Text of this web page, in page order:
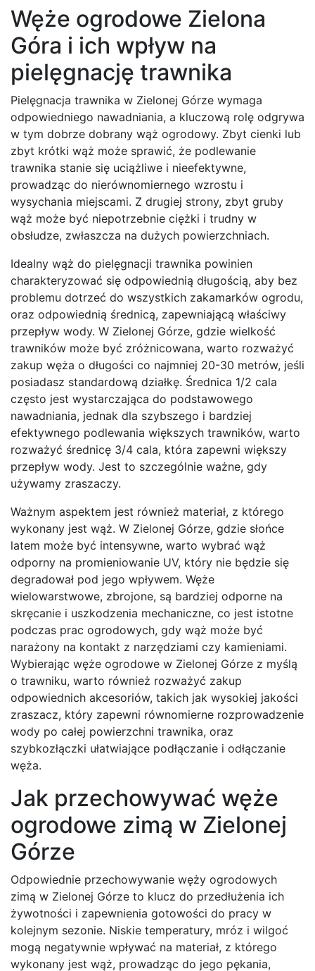
Węże ogrodowe Zielona
Góra i ich wpływ na
pielęgnację trawnika
Pielęgnacja trawnika w Zielonej Górze wymaga
odpowiedniego nawadniania, a kluczową rolę odgrywa
w tym dobrze dobrany wąż ogrodowy. Zbyt cienki lub
zbyt krótki wąż może sprawić, że podlewanie
trawnika stanie się uciążliwe i nieefektywne,
prowadząc do nierównomiernego wzrostu i
wysychania miejscami. Z drugiej strony, zbyt gruby
wąż może być niepotrzebnie ciężki i trudny w
obsłudze, zwłaszcza na dużych powierzchniach.
Idealny wąż do pielęgnacji trawnika powinien
charakteryzować się odpowiednią długością, aby bez
problemu dotrzeć do wszystkich zakamarków ogrodu,
oraz odpowiednią średnicą, zapewniającą właściwy
przepływ wody. W Zielonej Górze, gdzie wielkość
trawników może być zróżnicowana, warto rozważyć
zakup węża o długości co najmniej 20-30 metrów, jeśli
posiadasz standardową działkę. Średnica 1/2 cala
często jest wystarczająca do podstawowego
nawadniania, jednak dla szybszego i bardziej
efektywnego podlewania większych trawników, warto
rozważyć średnicę 3/4 cala, która zapewni większy
przepływ wody. Jest to szczególnie ważne, gdy
używamy zraszaczy.
Ważnym aspektem jest również materiał, z którego
wykonany jest wąż. W Zielonej Górze, gdzie słońce
latem może być intensywne, warto wybrać wąż
odporny na promieniowanie UV, który nie będzie się
degradował pod jego wpływem. Węże
wielowarstwowe, zbrojone, są bardziej odporne na
skręcanie i uszkodzenia mechaniczne, co jest istotne
podczas prac ogrodowych, gdy wąż może być
narażony na kontakt z narzędziami czy kamieniami.
Wybierając węże ogrodowe w Zielonej Górze z myślą
o trawniku, warto również rozważyć zakup
odpowiednich akcesoriów, takich jak wysokiej jakości
zraszacz, który zapewni równomierne rozprowadzenie
wody po całej powierzchni trawnika, oraz
szybkozłączki ułatwiające podłączanie i odłączanie
węża.
Jak przechowywać węże
ogrodowe zimą w Zielonej
Górze
Odpowiednie przechowywanie węży ogrodowych
zimą w Zielonej Górze to klucz do przedłużenia ich
żywotności i zapewnienia gotowości do pracy w
kolejnym sezonie. Niskie temperatury, mróz i wilgoć
mogą negatywnie wpływać na materiał, z którego
wykonany jest wąż, prowadząc do jego pękania,